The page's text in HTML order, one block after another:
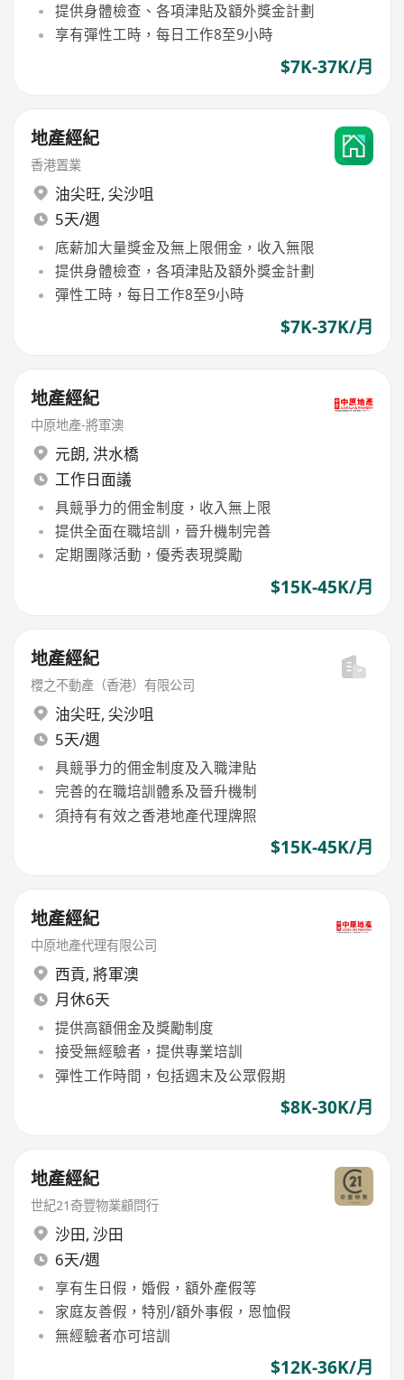
提供身體檢查、各項津貼及額外獎金計劃
享有彈性工時，每日工作8至9小時
$7K-37K/月
地產經紀
香港置業
油尖旺, 尖沙咀
5天/週
底薪加大量獎金及無上限佣金，收入無限
提供身體檢查，各項津貼及額外獎金計劃
彈性工時，每日工作8至9小時
$7K-37K/月
地產經紀
中原地產-將軍澳
元朗, 洪水橋
工作日面議
具競爭力的佣金制度，收入無上限
提供全面在職培訓，晉升機制完善
定期團隊活動，優秀表現獎勵
$15K-45K/月
地產經紀
櫻之不動產（香港）有限公司
油尖旺, 尖沙咀
5天/週
具競爭力的佣金制度及入職津貼
完善的在職培訓體系及晉升機制
須持有有效之香港地產代理牌照
$15K-45K/月
地產經紀
中原地產代理有限公司
西貢, 將軍澳
月休6天
提供高額佣金及獎勵制度
接受無經驗者，提供專業培訓
彈性工作時間，包括週末及公眾假期
$8K-30K/月
地產經紀
世紀21奇豐物業顧問行
沙田, 沙田
6天/週
享有生日假，婚假，額外產假等
家庭友善假，特別/額外事假，恩恤假
無經驗者亦可培訓
$12K-36K/月